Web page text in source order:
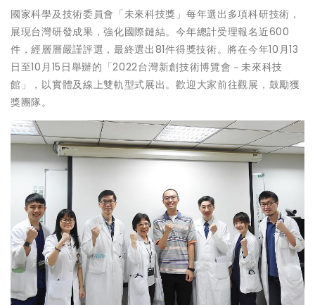
國家科學及技術委員會「未來科技獎」每年選出多項科研技術，
展現台灣研發成果，強化國際鏈結。今年總計受理報名近600
件，經層層嚴謹評選，最終選出81件得獎技術。將在今年10月13
日至10月15日舉辦的「2022台灣新創技術博覽會－未來科技
館」，以實體及線上雙軌型式展出。歡迎大家前往觀展，鼓勵獲
獎團隊。